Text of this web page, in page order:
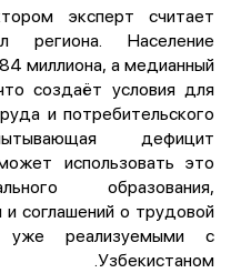
эксперт считает
региона. Население
миллиона, а медианный
создаёт условия для
и потребительского
дефицит
использовать это
образования,
соглашений о трудовой
уже реализуемыми с
Узбекистаном.